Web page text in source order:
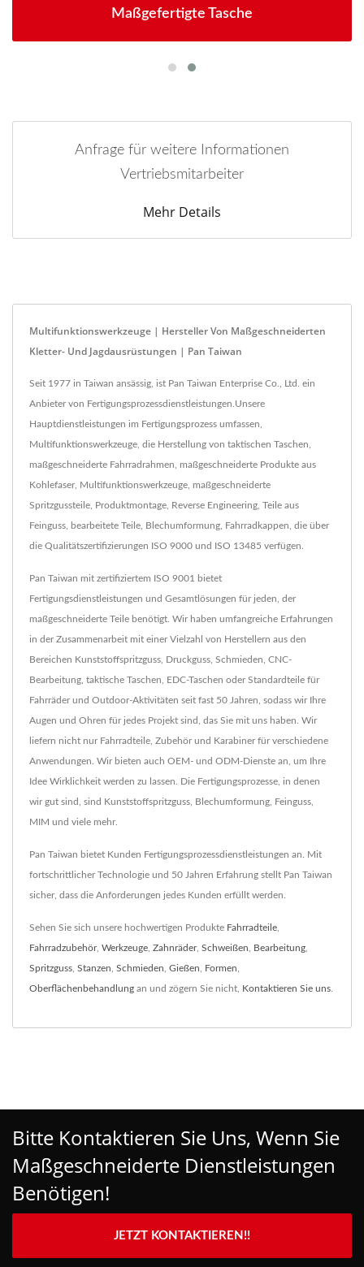
Maßgefertigte Tasche
Anfrage für weitere Informationen
Vertriebsmitarbeiter
Mehr Details
Multifunktionswerkzeuge | Hersteller Von Maßgeschneiderten
Kletter- Und Jagdausrüstungen | Pan Taiwan
Seit 1977 in Taiwan ansässig, ist Pan Taiwan Enterprise Co., Ltd. ein
Anbieter von Fertigungsprozessdienstleistungen.Unsere
Hauptdienstleistungen im Fertigungsprozess umfassen,
Multifunktionswerkzeuge, die Herstellung von taktischen Taschen,
maßgeschneiderte Fahrradrahmen, maßgeschneiderte Produkte aus
Kohlefaser, Multifunktionswerkzeuge, maßgeschneiderte
Spritzgussteile, Produktmontage, Reverse Engineering, Teile aus
Feinguss, bearbeitete Teile, Blechumformung, Fahrradkappen, die über
die Qualitätszertifizierungen ISO 9000 und ISO 13485 verfügen.
Pan Taiwan mit zertifiziertem ISO 9001 bietet
Fertigungsdienstleistungen und Gesamtlösungen für jeden, der
maßgeschneiderte Teile benötigt. Wir haben umfangreiche Erfahrungen
in der Zusammenarbeit mit einer Vielzahl von Herstellern aus den
Bereichen Kunststoffspritzguss, Druckguss, Schmieden, CNC-
Bearbeitung, taktische Taschen, EDC-Taschen oder Standardteile für
Fahrräder und Outdoor-Aktivitäten seit fast 50 Jahren, sodass wir Ihre
Augen und Ohren für jedes Projekt sind, das Sie mit uns haben. Wir
liefern nicht nur Fahrradteile, Zubehör und Karabiner für verschiedene
Anwendungen. Wir bieten auch OEM- und ODM-Dienste an, um Ihre
Idee Wirklichkeit werden zu lassen. Die Fertigungsprozesse, in denen
wir gut sind, sind Kunststoffspritzguss, Blechumformung, Feinguss,
MIM und viele mehr.
Pan Taiwan bietet Kunden Fertigungsprozessdienstleistungen an. Mit
fortschrittlicher Technologie und 50 Jahren Erfahrung stellt Pan Taiwan
sicher, dass die Anforderungen jedes Kunden erfüllt werden.
Sehen Sie sich unsere hochwertigen Produkte Fahrradteile
Fahrradzubehör, Werkzeuge Zahnräder, Schweißen Bearbeitung
Spritzguss Stanzen Schmieden Gießen Formen
Oberflächenbehandlung an und zögern Sie nicht, Kontaktieren Sie uns
Bitte Kontaktieren Sie Uns, Wenn Sie
Maßgeschneiderte Dienstleistungen
Benötigen!
JETZT KONTAKTIEREN!!